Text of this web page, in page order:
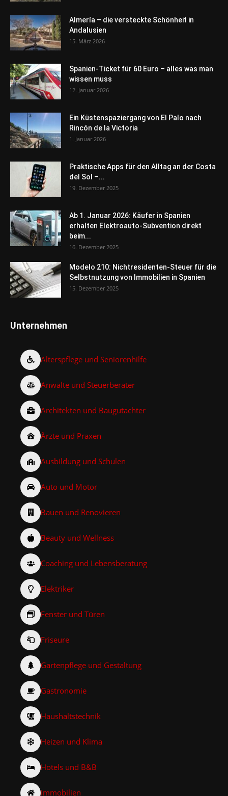
Almería – die versteckte Schönheit in
Andalusien
15. März 2026
Spanien-Ticket für 60 Euro – alles was man
wissen muss
12. Januar 2026
Ein Küstenspaziergang von El Palo nach
Rincón de la Victoria
1. Januar 2026
Praktische Apps für den Alltag an der Costa
del Sol –...
19. Dezember 2025
Ab 1. Januar 2026: Käufer in Spanien
erhalten Elektroauto-Subvention direkt
beim...
16. Dezember 2025
Modelo 210: Nichtresidenten-Steuer für die
Selbstnutzung von Immobilien in Spanien
15. Dezember 2025
Unternehmen
Alterspflege und Seniorenhilfe
Anwälte und Steuerberater
Architekten und Baugutachter
Ärzte und Praxen
Ausbildung und Schulen
Auto und Motor
Bauen und Renovieren
Beauty und Wellness
Coaching und Lebensberatung
Elektriker
Fenster und Türen
Friseure
Gartenpflege und Gestaltung
Gastronomie
Haushaltstechnik
Heizen und Klima
Hotels und B&B
Immobilien